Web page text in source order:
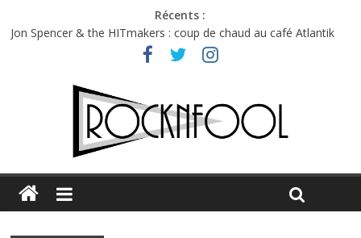
Récents :
Jon Spencer & the HITmakers : coup de chaud au café Atlantik
Hellfest 2026 vendredi : température et émotions en hausse
Hellfest 2026 jeudi : impossible de choisir entre chaleur et bonne
Première édition du Midgard Festival : entre bière, métal et
Charlie Puth à l’Olympia : la leçon de pop du Professeur Puth